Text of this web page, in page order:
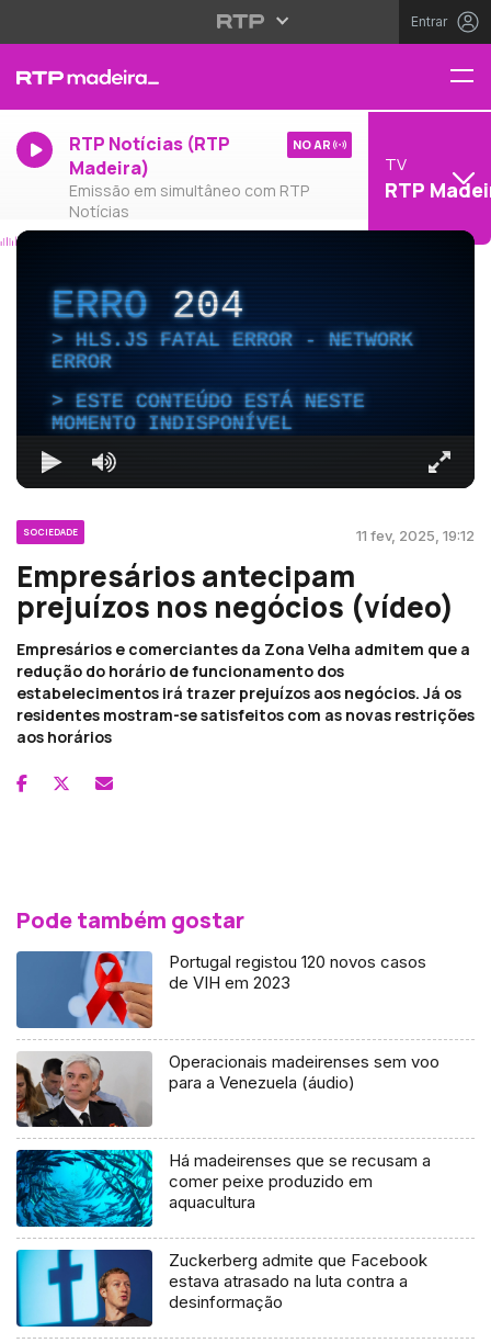
Entrar
RTP Notícias (RTP
Madeira)
Emissão em simultâneo com RTP
Notícias
NO AR
TV
RTP
ERRO204
HLS.JS FATAL ERROR - NETWORK
ERROR
ESTE CONTEÚDO ESTÁ NESTE
MOMENTO INDISPONÍVEL
SOCIEDADE 11 fev, 2025, 19:12
Empresários antecipam
prejuízos nos negócios (vídeo)
Empresários e comerciantes da Zona Velha admitem que a
redução do horário de funcionamento dos
estabelecimentos irá trazer prejuízos aos negócios. Já os
residentes mostram-se satisfeitos com as novas restrições
aos horários
Pode também gostar
Portugal registou 120 novos casos
de VIH em 2023
Operacionais madeirenses sem voo
para a Venezuela (áudio)
Há madeirenses que se recusam a
comer peixe produzido em
aquacultura
Zuckerberg admite que Facebook
estava atrasado na luta contra a
desinformação